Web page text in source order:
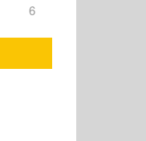
6